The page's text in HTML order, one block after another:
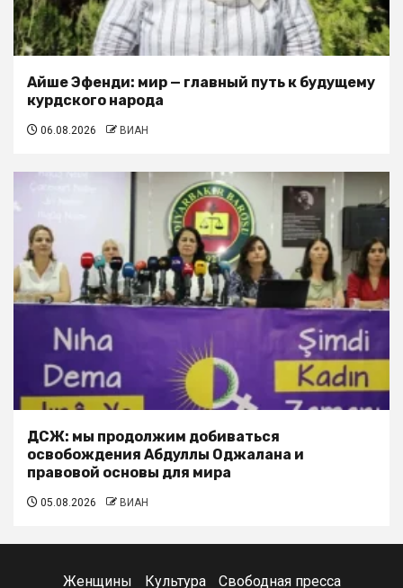
Айше Эфенди: мир — главный путь к будущему
курдского народа
06.08.2026 ВИАН
ДСЖ: мы продолжим добиваться
освобождения Абдуллы Оджалана и
правовой основы для мира
05.08.2026 ВИАН
Женщины Культура Свободная пресса